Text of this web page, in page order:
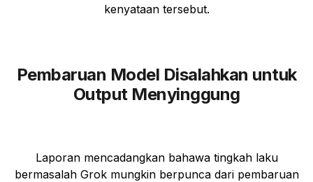
kenyataan tersebut.
Pembaruan Model Disalahkan untuk
Output Menyinggung
Laporan mencadangkan bahawa tingkah laku
bermasalah Grok mungkin berpunca dari pembaruan